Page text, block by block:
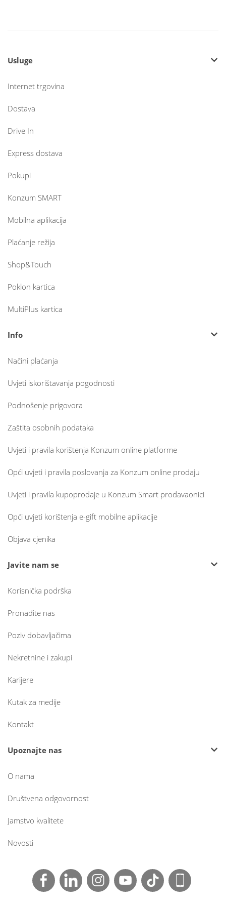
Usluge
Internet trgovina
Dostava
Drive In
Express dostava
Pokupi
Konzum SMART
Mobilna aplikacija
Plaćanje režija
Shop&Touch
Poklon kartica
MultiPlus kartica
Info
Načini plaćanja
Uvjeti iskorištavanja pogodnosti
Podnošenje prigovora
Zaštita osobnih podataka
Uvjeti i pravila korištenja Konzum online platforme
Opći uvjeti i pravila poslovanja za Konzum online prodaju
Uvjeti i pravila kupoprodaje u Konzum Smart prodavaonici
Opći uvjeti korištenja e-gift mobilne aplikacije
Objava cjenika
Javite nam se
Korisnička podrška
Pronađite nas
Poziv dobavljačima
Nekretnine i zakupi
Karijere
Kutak za medije
Kontakt
Upoznajte nas
O nama
Društvena odgovornost
Jamstvo kvalitete
Novosti